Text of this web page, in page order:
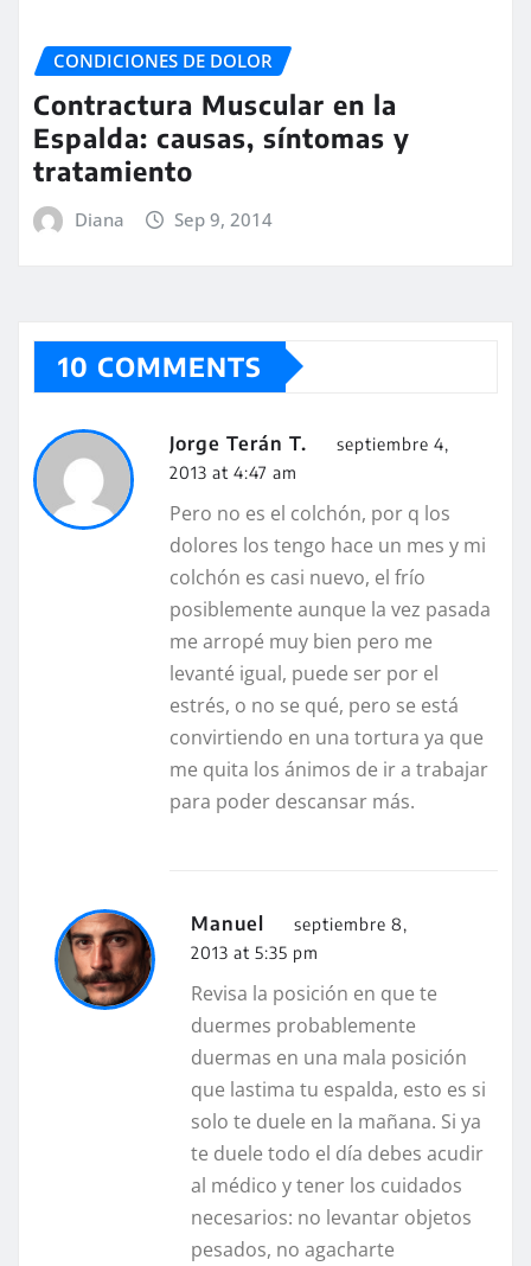
CONDICIONES DE DOLOR
Contractura Muscular en la
Espalda: causas, síntomas y
tratamiento
Diana Sep 9, 2014
10 COMMENTS
Jorge Terán T.
septiembre 4,
2013 at 4:47 am
Pero no es el colchón, por q los
dolores los tengo hace un mes y mi
colchón es casi nuevo, el frío
posiblemente aunque la vez pasada
me arropé muy bien pero me
levanté igual, puede ser por el
estrés, o no se qué, pero se está
convirtiendo en una tortura ya que
me quita los ánimos de ir a trabajar
para poder descansar más.
Manuel
septiembre 8,
2013 at 5:35 pm
Revisa la posición en que te
duermes probablemente
duermas en una mala posición
que lastima tu espalda, esto es si
solo te duele en la mañana. Si ya
te duele todo el día debes acudir
al médico y tener los cuidados
necesarios: no levantar objetos
pesados, no agacharte